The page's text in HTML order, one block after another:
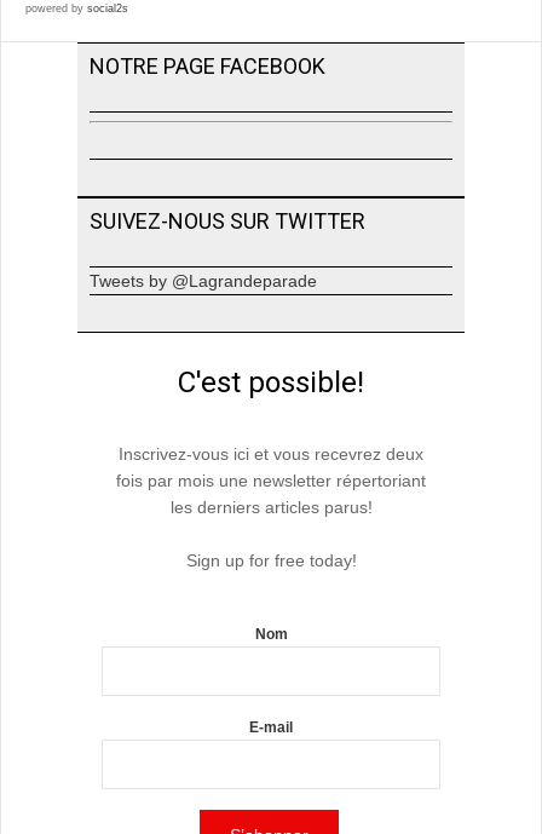
powered by social2s
NOTRE PAGE FACEBOOK
SUIVEZ-NOUS SUR TWITTER
Tweets by @Lagrandeparade
C'est possible!
Inscrivez-vous ici et vous recevrez deux
fois par mois une newsletter répertoriant
les derniers articles parus!
Sign up for free today!
Nom
E-mail